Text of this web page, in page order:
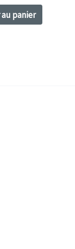
panier